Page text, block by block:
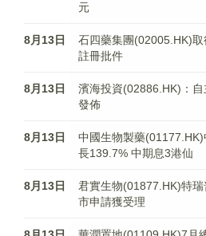
元
8月13日
石四藥集團(02005.HK)
註冊批件
8月13日
濱海投資(02886.HK)：
發佈
8月13日
中國生物製藥
長139.7% 中期息3港仙
8月13日
君實生物(01877.HK)特
市申請獲受理